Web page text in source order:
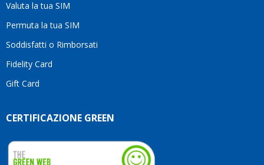
Valuta la tua SIM
Permuta la tua SIM
Soddisfatti o Rimborsati
Fidelity Card
Gift Card
CERTIFICAZIONE GREEN